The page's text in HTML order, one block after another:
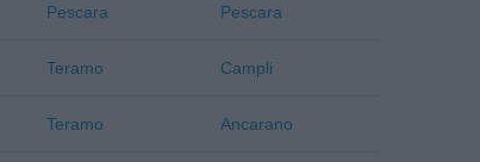
Pescara Pescara
Teramo Campli
Teramo Ancarano